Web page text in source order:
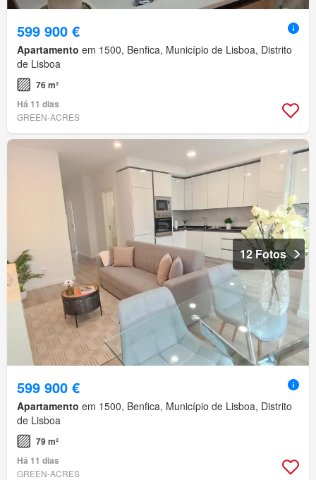
599 900 €
Apartamento em 1500, Benfica, Município de Lisboa, Distrito
de Lisboa
76 m²
Há 11 dias
GREEN-ACRES
12 Fotos
599 900 €
Apartamento em 1500, Benfica, Município de Lisboa, Distrito
de Lisboa
79 m²
Há 11 dias
GREEN-ACRES